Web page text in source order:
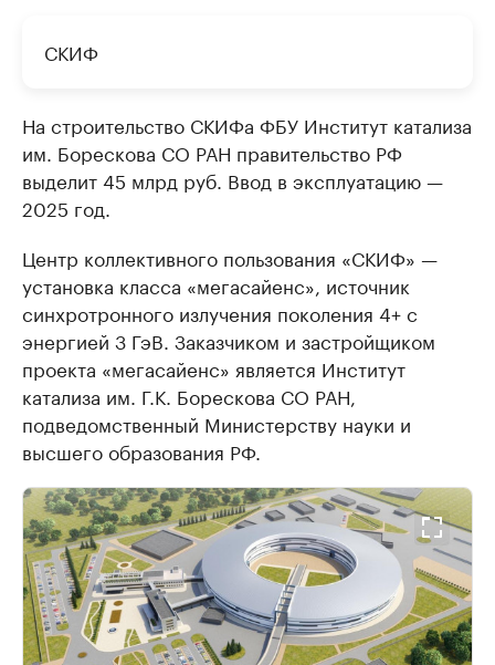
СКИФ
На строительство СКИФа ФБУ Институт катализа
им. Борескова СО РАН правительство РФ
выделит 45 млрд руб. Ввод в эксплуатацию —
2025 год.
Центр коллективного пользования «СКИФ» —
установка класса «мегасайенс», источник
синхротронного излучения поколения 4+ с
энергией 3 ГэВ. Заказчиком и застройщиком
проекта «мегасайенс» является Институт
катализа им. Г.К. Борескова СО РАН,
подведомственный Министерству науки и
высшего образования РФ.